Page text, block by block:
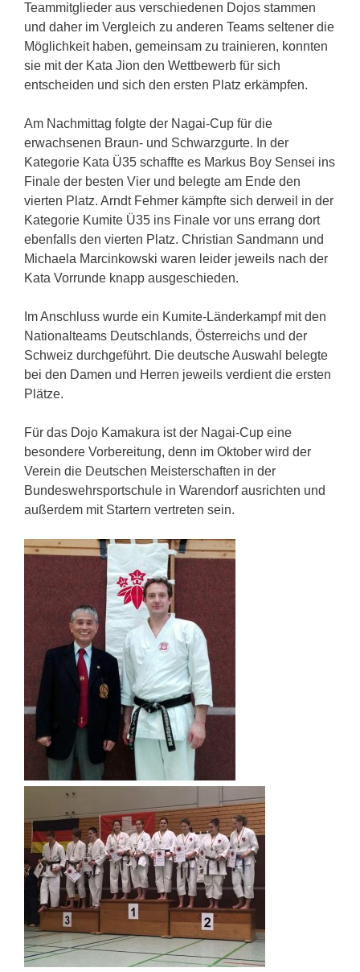
Teammitglieder aus verschiedenen Dojos stammen
und daher im Vergleich zu anderen Teams seltener die
Möglichkeit haben, gemeinsam zu trainieren, konnten
sie mit der Kata Jion den Wettbewerb für sich
entscheiden und sich den ersten Platz erkämpfen.
Am Nachmittag folgte der Nagai-Cup für die
erwachsenen Braun- und Schwarzgurte. In der
Kategorie Kata Ü35 schaffte es Markus Boy Sensei ins
Finale der besten Vier und belegte am Ende den
vierten Platz. Arndt Fehmer kämpfte sich derweil in der
Kategorie Kumite Ü35 ins Finale vor uns errang dort
ebenfalls den vierten Platz. Christian Sandmann und
Michaela Marcinkowski waren leider jeweils nach der
Kata Vorrunde knapp ausgeschieden.
Im Anschluss wurde ein Kumite-Länderkampf mit den
Nationalteams Deutschlands, Österreichs und der
Schweiz durchgeführt. Die deutsche Auswahl belegte
bei den Damen und Herren jeweils verdient die ersten
Plätze.
Für das Dojo Kamakura ist der Nagai-Cup eine
besondere Vorbereitung, denn im Oktober wird der
Verein die Deutschen Meisterschaften in der
Bundeswehrsportschule in Warendorf ausrichten und
außerdem mit Startern vertreten sein.